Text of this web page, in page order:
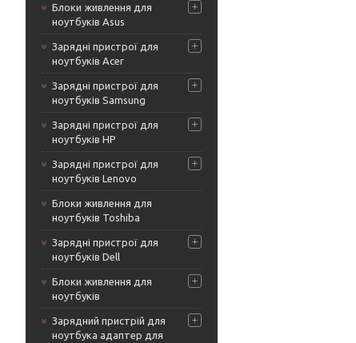
Блоки живлення для
ноутбуків Asus
Зарядні пристрої для
ноутбуків Acer
Зарядні пристрої для
ноутбуків Samsung
Зарядні пристрої для
ноутбуків HP
Зарядні пристрої для
ноутбуків Lenovo
Блоки живлення для
ноутбуків Toshiba
Зарядні пристрої для
ноутбуків Dell
Блоки живлення для
ноутбуків
Зарядний пристрій для
ноутбука адаптер для